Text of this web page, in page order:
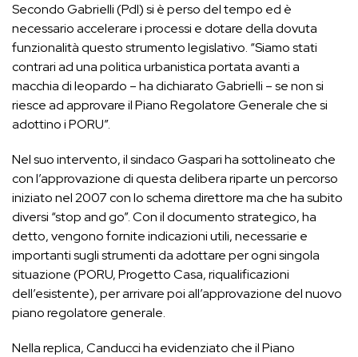
Secondo Gabrielli (Pdl) si è perso del tempo ed è
necessario accelerare i processi e dotare della dovuta
funzionalità questo strumento legislativo. “Siamo stati
contrari ad una politica urbanistica portata avanti a
macchia di leopardo – ha dichiarato Gabrielli – se non si
riesce ad approvare il Piano Regolatore Generale che si
adottino i PORU”.
Nel suo intervento, il sindaco Gaspari ha sottolineato che
con l’approvazione di questa delibera riparte un percorso
iniziato nel 2007 con lo schema direttore ma che ha subito
diversi “stop and go”. Con il documento strategico, ha
detto, vengono fornite indicazioni utili, necessarie e
importanti sugli strumenti da adottare per ogni singola
situazione (PORU, Progetto Casa, riqualificazioni
dell’esistente), per arrivare poi all’approvazione del nuovo
piano regolatore generale.
Nella replica, Canducci ha evidenziato che il Piano